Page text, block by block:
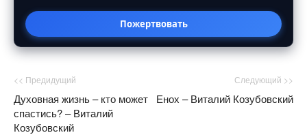
Пожертвовать
<< Предидущий
Духовная жизнь – кто может
спастись? – Виталий
Козубовский
Следующий >>
Енох – Виталий Козубовский